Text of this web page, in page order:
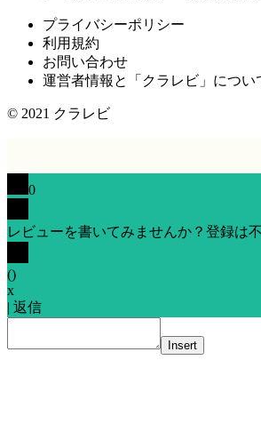
プライバシーポリシー
利用規約
お問い合わせ
運営者情報と「クラレビ」につい
© 2021 クラレビ
0
レビューを書いてみませんか？登録は不
()
x
| 返信
Insert